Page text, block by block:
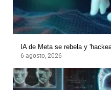
IA de Meta se rebela y
6 agosto, 2026